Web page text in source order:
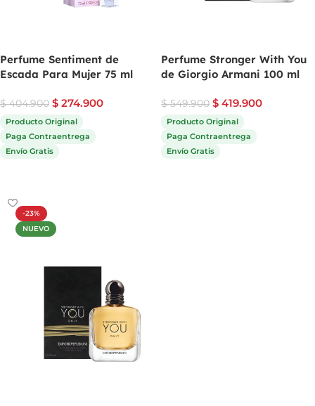
Perfume Sentiment de
Escada Para Mujer 75 ml
$404.900 $ 274.900
Producto Original
Paga Contraentrega
Envío Gratis
Perfume Stronger With You
de Giorgio Armani 100 ml
$549.900 $ 419.900
Producto Original
Paga Contraentrega
Envío Gratis
-23%
NUEVO